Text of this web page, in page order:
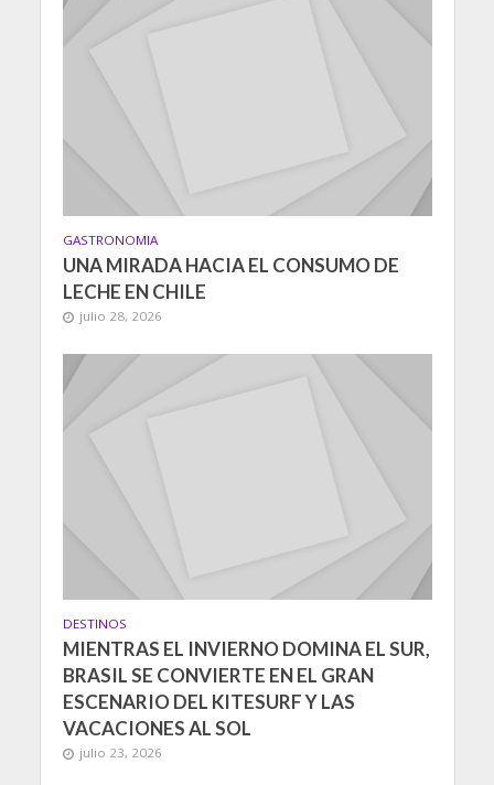
GASTRONOMIA
UNA MIRADA HACIA EL CONSUMO DE
LECHE EN CHILE
julio 28, 2026
DESTINOS
MIENTRAS EL INVIERNO DOMINA EL SUR,
BRASIL SE CONVIERTE EN EL GRAN
ESCENARIO DEL KITESURF Y LAS
VACACIONES AL SOL
julio 23, 2026